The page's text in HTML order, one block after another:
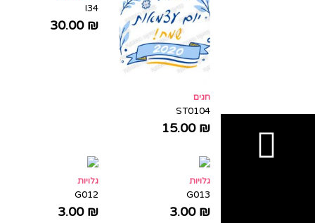
חגים
ST0104
15.00 ₪
I34
30.00 ₪
גלויות
G013
3.00 ₪
גלויות
G012
3.00 ₪